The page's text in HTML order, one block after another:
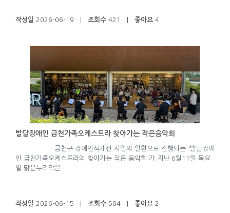
작성일 2026-06-19 | 조회수421 | 좋아요4
발달장애인 금천가족오케스트라 찾아가는 작은음악회
금천구 장애인식개선 사업의 일환으로 진행되는 '발달장애
인 금천가족오케스트라의 찾아가는 작은 음악회'가 지난 6월11일 목요
일 맑은누리작은…
작성일 2026-06-15 | 조회수504 | 좋아요2